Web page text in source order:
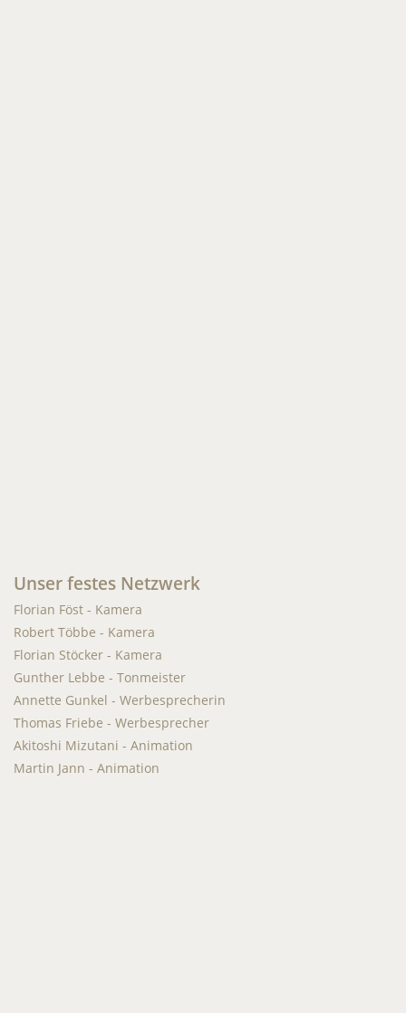
Unser festes Netzwerk
Florian Föst - Kamera
Robert Többe - Kamera
Florian Stöcker - Kamera
Gunther Lebbe - Tonmeister
Annette Gunkel - Werbesprecherin
Thomas Friebe - Werbesprecher
Akitoshi Mizutani - Animation
Martin Jann - Animation